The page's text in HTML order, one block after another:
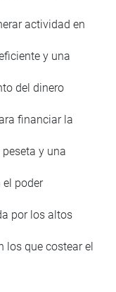
actividad en
y una
del dinero
financiar la
y una
el poder
por los altos
los que costear el